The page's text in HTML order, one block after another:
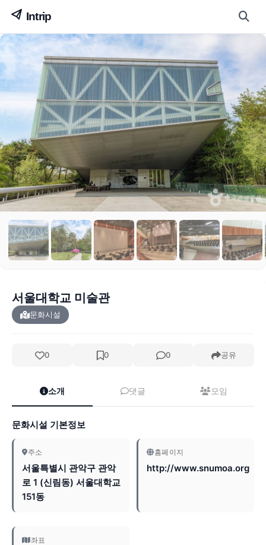
서울대학교 미술관
문화시설
0 0 0 공유
소개 댓글 모임
문화시설 기본정보
주소
서울특별시 관악구 관악
로 1 (신림동) 서울대학교
151동
홈페이지
http://www.snumoa.org
좌표